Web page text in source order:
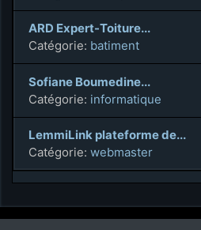
ARD Expert-Toiture...
Catégorie: batiment
Sofiane Boumedine...
Catégorie: informatique
LemmiLink plateforme de...
Catégorie: webmaster